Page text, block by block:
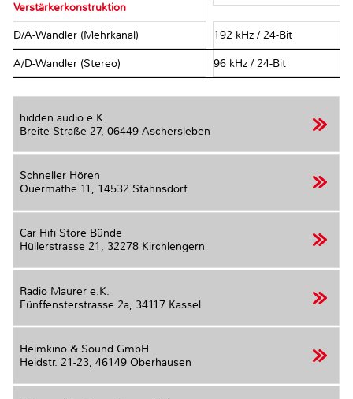
Verstärkerkonstruktion
D/A-Wandler (Mehrkanal) 192 kHz / 24-Bit
A/D-Wandler (Stereo) 96 kHz / 24-Bit
hidden audio e.K.
Breite Straße 27, 06449 Aschersleben
Schneller Hören
Quermathe 11, 14532 Stahnsdorf
Car Hifi Store Bünde
Hüllerstrasse 21, 32278 Kirchlengern
Radio Maurer e.K.
Fünffensterstrasse 2a, 34117 Kassel
Heimkino & Sound GmbH
Heidstr. 21-23, 46149 Oberhausen